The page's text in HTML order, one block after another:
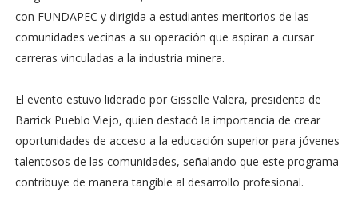
con FUNDAPEC y dirigida a estudiantes meritorios de las
comunidades vecinas a su operación que aspiran a cursar
carreras vinculadas a la industria minera.
El evento estuvo liderado por Gisselle Valera, presidenta de
Barrick Pueblo Viejo, quien destacó la importancia de crear
oportunidades de acceso a la educación superior para jóvenes
talentosos de las comunidades, señalando que este programa
contribuye de manera tangible al desarrollo profesional.